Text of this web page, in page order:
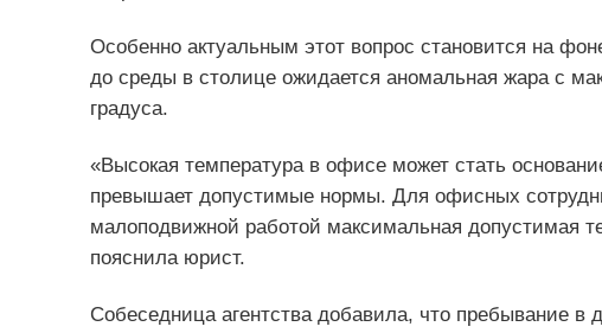
Особенно актуальным этот вопрос становится на
до среды в столице ожидается аномальная жара с
градуса.
«Высокая температура в офисе может стать
превышает допустимые нормы. Для офисных
малоподвижной работой максимальная допустимая
пояснила юрист.
Собеседница агентства добавила, что пребывание